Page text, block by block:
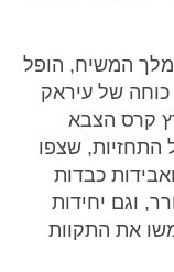
מלך המשיח, הופל
כוחה של עיראק
קרס הצבא
התחזיות, שצפו
כבדות
וגם יחידות
את התקוות